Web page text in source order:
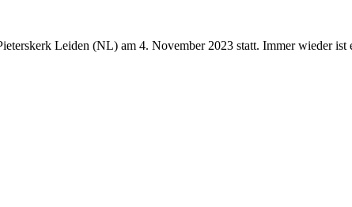
Leiden (NL) am 4. November 2023 statt. Immer wieder ist